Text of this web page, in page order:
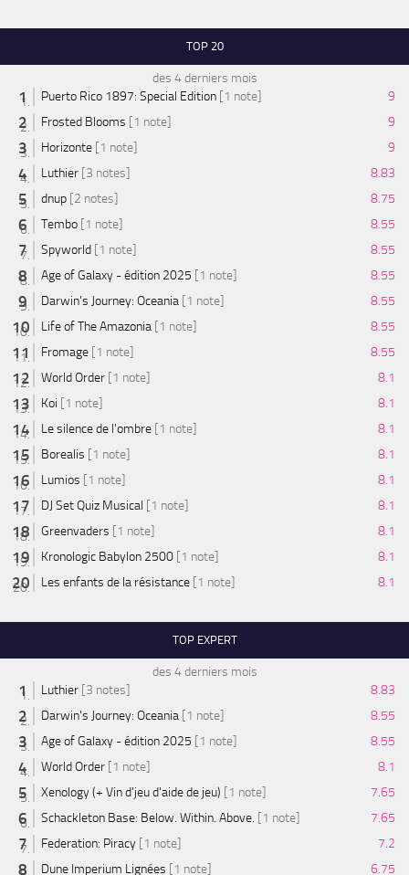
TOP 20
des 4 derniers mois
Puerto Rico 1897: Special Edition [1 note]
9
Frosted Blooms [1 note]
9
Horizonte [1 note]
9
Luthier [3 notes]
8.83
dnup [2 notes]
8.75
Tembo [1 note]
8.55
Spyworld [1 note]
8.55
Age of Galaxy - édition 2025 [1 note]
8.55
Darwin's Journey: Oceania [1 note]
8.55
Life of The Amazonia [1 note]
8.55
Fromage [1 note]
8.55
World Order [1 note]
8.1
Koi [1 note]
8.1
Le silence de l'ombre [1 note]
8.1
Borealis [1 note]
8.1
Lumios [1 note]
8.1
DJ Set Quiz Musical [1 note]
8.1
Greenvaders [1 note]
8.1
Kronologic Babylon 2500 [1 note]
8.1
Les enfants de la résistance [1 note] 8.1
TOP EXPERT
des 4 derniers mois
Luthier [3 notes]
8.83
Darwin's Journey: Oceania [1 note]
8.55
Age of Galaxy - édition 2025 [1 note]
8.55
World Order [1 note]
8.1
Xenology (+ Vin d'jeu d'aide de jeu) [1 note]
7.65
Schackleton Base: Below. Within. Above. [1 note]
7.65
Federation: Piracy [1 note]
7.2
Dune Imperium Lignées [1 note] 6.75